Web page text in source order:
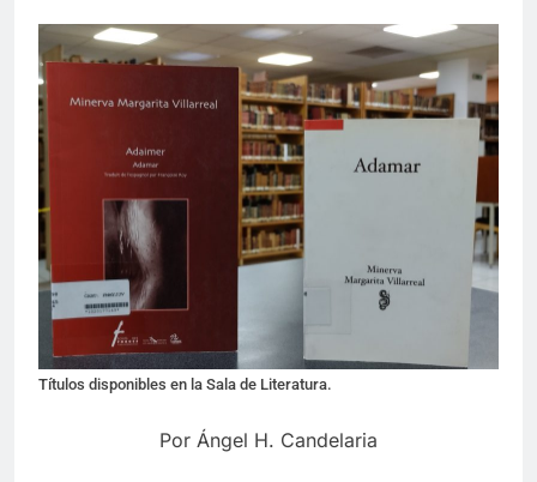
Títulos disponibles en la Sala de Literatura.
Por Ángel H. Candelaria